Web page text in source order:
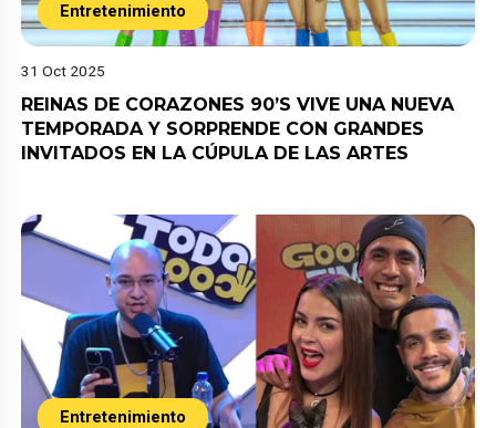
Entretenimiento
31 Oct 2025
REINAS DE CORAZONES 90’S VIVE UNA NUEVA
TEMPORADA Y SORPRENDE CON GRANDES
INVITADOS EN LA CÚPULA DE LAS ARTES
Entretenimiento